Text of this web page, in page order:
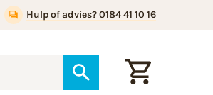
Hulp of advies? 0184 41 10 16